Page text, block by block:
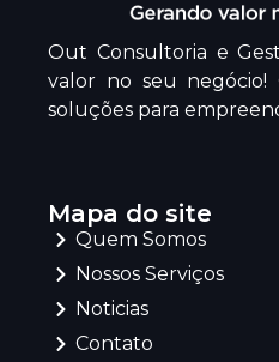
Out Consultoria e
valor no seu
soluções para
Mapa do site
Quem Somos
Nossos Serviços
Noticias
Contato